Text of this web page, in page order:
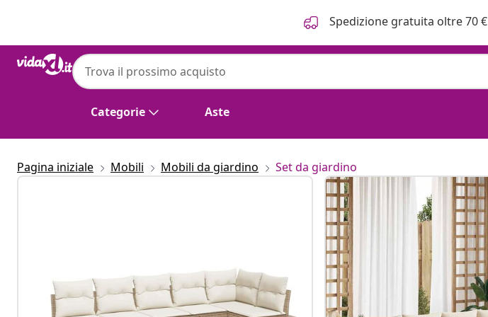
Spedizione gratuita oltre 70 €
Categorie Aste
Pagina iniziale Mobili Mobili da giardino Set da giardino